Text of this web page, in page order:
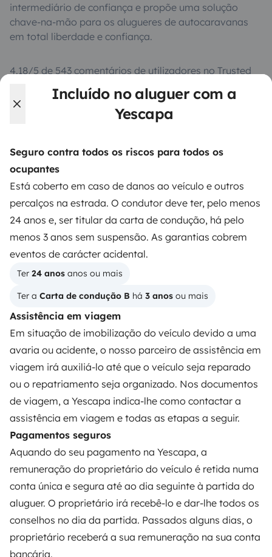
Incluído no aluguer com a
Yescapa
Seguro contra todos os riscos para todos os
ocupantes
Está coberto em caso de danos ao veículo e outros
percalços na estrada. O condutor deve ter, pelo menos
24 anos e, ser titular da carta de condução, há pelo
menos 3 anos sem suspensão. As garantias cobrem
eventos de carácter acidental.
Ter 24 anos anos ou mais
Ter a Carta de condução B há 3 anos ou mais
Assistência em viagem
Em situação de imobilização do veículo devido a uma
avaria ou acidente, o nosso parceiro de assistência em
viagem irá auxiliá-lo até que o veículo seja reparado
ou o repatriamento seja organizado. Nos documentos
de viagem, a Yescapa indica-lhe como contactar a
assistência em viagem e todas as etapas a seguir.
Pagamentos seguros
Aquando do seu pagamento na Yescapa, a
remuneração do proprietário do veículo é retida numa
conta única e segura até ao dia seguinte à partida do
aluguer. O proprietário irá recebê-lo e dar-lhe todos os
conselhos no dia da partida. Passados alguns dias, o
proprietário receberá a sua remuneração na sua conta
bancária.
intermediário de confiança e propõe uma solução
chave-na-mão para os alugueres de autocaravanas
em total liberdade e confiança.
4.18/5 de 543 comentários de utilizadores no Trusted
Facebook
ALUGUER DE AUTOCARAVANAS
Como funciona?
Alugar uma autocaravana
Primeiros passos de autocaravana
Os comentários dos nossos utilizadores
Ajuda locatário
PROPRIETÁRIOS
Criar um anúncio
Contrato de aluguer
Seguro de aluguer
Assistências de aluguer
Ajuda proprietário
Modos de pagamento seguros